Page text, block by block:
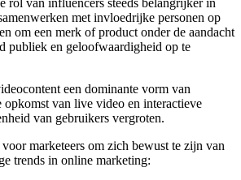
rol van influencers steeds belangrijker in
met invloedrijke personen op
om een merk of product onder de aandacht
publiek en geloofwaardigheid op te
een dominante vorm van
van live video en interactieve
van gebruikers vergroten.
voor marketeers om zich bewust te zijn van
trends in online marketing: